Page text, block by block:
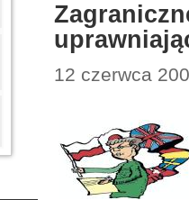
12 czerwca